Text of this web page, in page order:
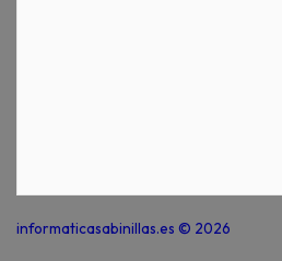
informaticasabinillas.es © 2026